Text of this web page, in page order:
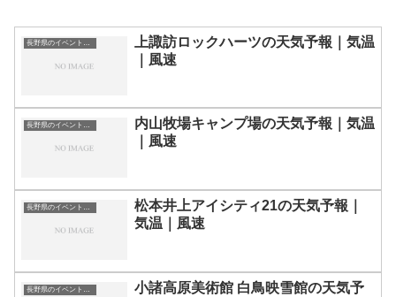
長野県のイベント会場一覧
上諏訪ロックハーツの天気予報｜気温
｜風速
長野県のイベント会場一覧
内山牧場キャンプ場の天気予報｜気温
｜風速
長野県のイベント会場一覧
松本井上アイシティ21の天気予報｜
気温｜風速
長野県のイベント会場一覧
小諸高原美術館 白鳥映雪館の天気予